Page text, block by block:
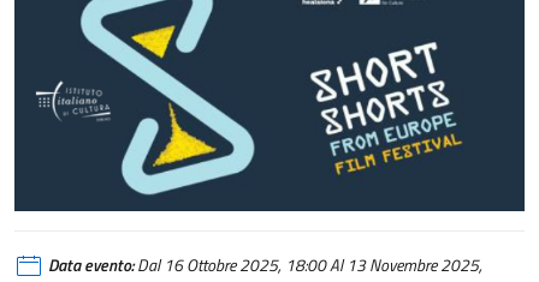
Data evento:Dal 16 Ottobre 2025, 18:00 Al 13 Novembre 2025,